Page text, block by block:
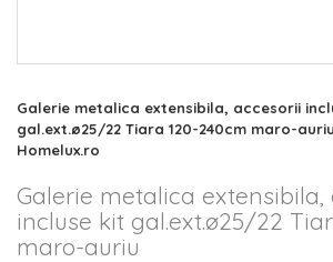
Skip
to
the
of
the
images
gallery
Galerie metalica extensibila, accesorii
gal.ext.ø25/22 Tiara 120-240cm maro-
Homelux.ro
Galerie metalica extensibila,
incluse kit gal.ext.ø25/22
maro-auriu